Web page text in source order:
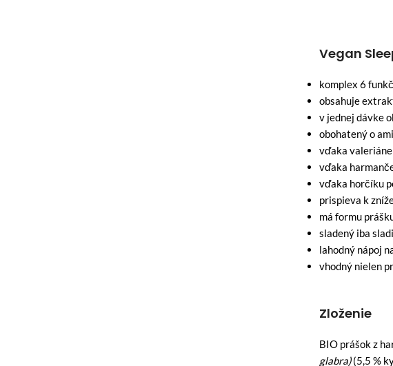
Vegan
komplex 6
obsahuje
v jednej dávke
obohatený o
vďaka
vďaka
vďaka horčíku
prispieva k
má formu
sladený iba
lahodný nápoj
vhodný nielen
Zloženie
BIO prášok z
glabra)(5,5 %